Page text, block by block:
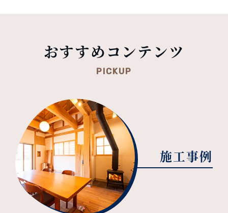
おすすめコンテンツ
PICKUP
施工事例